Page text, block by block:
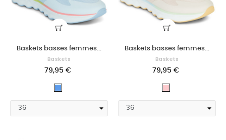
Baskets basses femmes...
Baskets
79,95 €
Baskets basses femmes...
Baskets
79,95 €